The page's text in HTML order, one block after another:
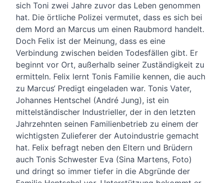
sich Toni zwei Jahre zuvor das Leben genommen
hat. Die örtliche Polizei vermutet, dass es sich bei
dem Mord an Marcus um einen Raubmord handelt.
Doch Felix ist der Meinung, dass es eine
Verbindung zwischen beiden Todesfällen gibt. Er
beginnt vor Ort, außerhalb seiner Zuständigkeit zu
ermitteln. Felix lernt Tonis Familie kennen, die auch
zu Marcus‘ Predigt eingeladen war. Tonis Vater,
Johannes Hentschel (André Jung), ist ein
mittelständischer Industrieller, der in den letzten
Jahrzehnten seinen Familienbetrieb zu einem der
wichtigsten Zulieferer der Autoindustrie gemacht
hat. Felix befragt neben den Eltern und Brüdern
auch Tonis Schwester Eva (Sina Martens, Foto)
und dringt so immer tiefer in die Abgründe der